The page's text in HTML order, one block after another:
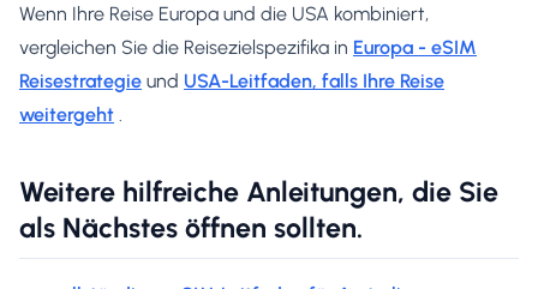
Wenn Ihre Reise Europa und die USA kombiniert,
vergleichen Sie die Reisezielspezifika in Europa - eSIM
Reisestrategie und USA-Leitfaden, falls Ihre Reise
weitergeht
Weitere hilfreiche Anleitungen, die Sie
als Nächstes öffnen sollten.